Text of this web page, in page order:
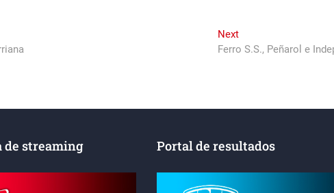
NextNext
post:
Ferro S.S., Peñarol e
de streaming Portal de resultados